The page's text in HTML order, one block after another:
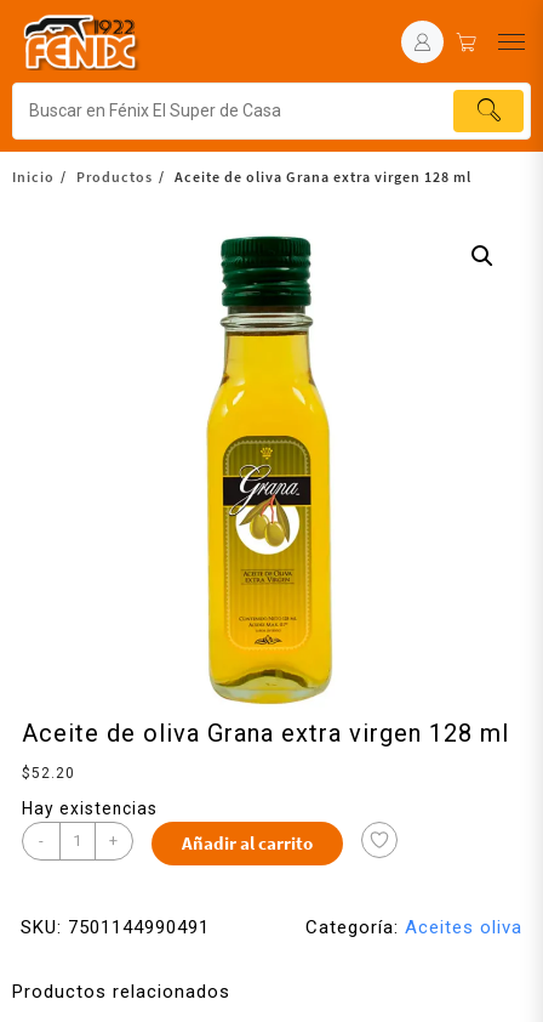
Inicio Productos Aceite de oliva Grana extra virgen 128 ml
Aceite de oliva Grana extra virgen 128 ml
$52.20
Hay existencias
- + Añadir al carrito
SKU: 7501144990491 Categoría: Aceites oliva
Productos relacionados